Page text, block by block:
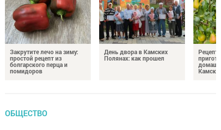
Закрутите лечо на зиму:
простой рецепт из
болгарского перца и
помидоров
День двора в Камских
Полянах: как прошел
ОБЩЕСТВО